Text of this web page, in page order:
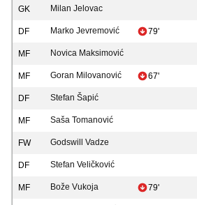
GK Milan Jelovac
DF Marko Jevremović 79'
MF Novica Maksimović
MF Goran Milovanović 67'
DF Stefan Šapić
MF Saša Tomanović
FW Godswill Vadze
DF Stefan Veličković
MF Bože Vukoja 79'